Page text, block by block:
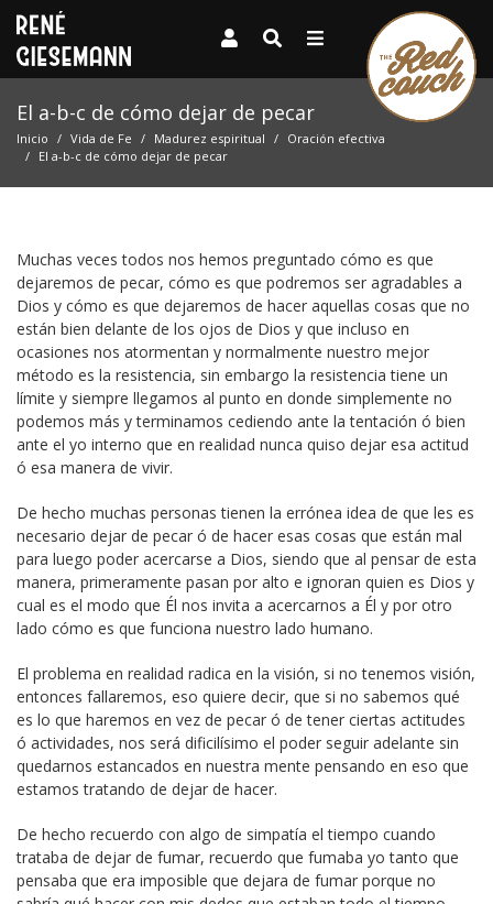
El a-b-c de cómo dejar de pecar
Inicio Vida de Fe Madurez espiritual
Oración efectiva
El a-b-c de cómo dejar de pecar
Muchas veces todos nos hemos preguntado cómo es que
dejaremos de pecar, cómo es que podremos ser agradables a
Dios y cómo es que dejaremos de hacer aquellas cosas que no
están bien delante de los ojos de Dios y que incluso en
ocasiones nos atormentan y normalmente nuestro mejor
método es la resistencia, sin embargo la resistencia tiene un
límite y siempre llegamos al punto en donde simplemente no
podemos más y terminamos cediendo ante la tentación ó bien
ante el yo interno que en realidad nunca quiso dejar esa actitud
ó esa manera de vivir.
De hecho muchas personas tienen la errónea idea de que les es
necesario dejar de pecar ó de hacer esas cosas que están mal
para luego poder acercarse a Dios, siendo que al pensar de esta
manera, primeramente pasan por alto e ignoran quien es Dios y
cual es el modo que Él nos invita a acercarnos a Él y por otro
lado cómo es que funciona nuestro lado humano.
El problema en realidad radica en la visión, si no tenemos visión,
entonces fallaremos, eso quiere decir, que si no sabemos qué
es lo que haremos en vez de pecar ó de tener ciertas actitudes
ó actividades, nos será dificilísimo el poder seguir adelante sin
quedarnos estancados en nuestra mente pensando en eso que
estamos tratando de dejar de hacer.
De hecho recuerdo con algo de simpatía el tiempo cuando
trataba de dejar de fumar, recuerdo que fumaba yo tanto que
pensaba que era imposible que dejara de fumar porque no